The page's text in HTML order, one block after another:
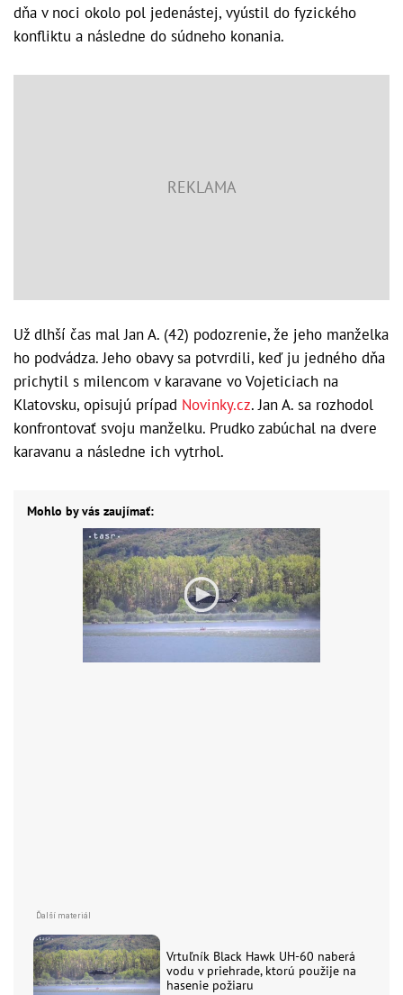
dňa v noci okolo pol jedenástej, vyústil do fyzického
konfliktu a následne do súdneho konania.
Už dlhší čas mal Jan A. (42) podozrenie, že jeho manželka
ho podvádza. Jeho obavy sa potvrdili, keď ju jedného dňa
prichytil s milencom v karavane vo Vojeticiach na
Klatovsku, opisujú prípad Novinky.cz. Jan A. sa rozhodol
konfrontovať svoju manželku. Prudko zabúchal na dvere
karavanu a následne ich vytrhol.
Mohlo by vás zaujímať:
Vrtuľník Black Hawk UH-60 naberá
vodu v priehrade, ktorú použije na
hasenie požiaru